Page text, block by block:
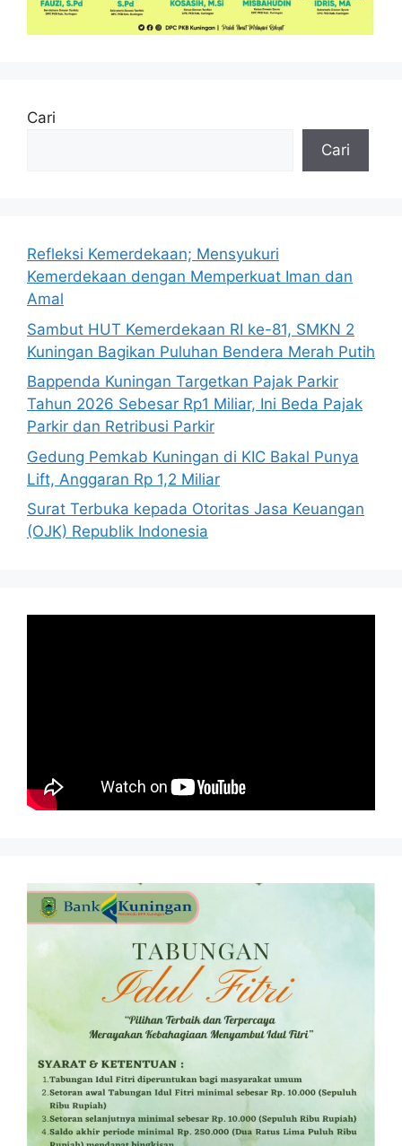
Cari
Cari
Refleksi Kemerdekaan; Mensyukuri
Kemerdekaan dengan Memperkuat Iman dan
Amal
Sambut HUT Kemerdekaan RI ke-81, SMKN 2
Kuningan Bagikan Puluhan Bendera Merah Putih
Bappenda Kuningan Targetkan Pajak Parkir
Tahun 2026 Sebesar Rp1 Miliar, Ini Beda Pajak
Parkir dan Retribusi Parkir
Gedung Pemkab Kuningan di KIC Bakal Punya
Lift, Anggaran Rp 1,2 Miliar
Surat Terbuka kepada Otoritas Jasa Keuangan
(OJK) Republik Indonesia